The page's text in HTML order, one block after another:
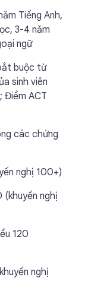
Tiếng Anh,
3-4 năm
ngữ
buộc từ
sinh viên
Điểm ACT
các chứng
nghị 100+)
(khuyến nghị
120
nghị